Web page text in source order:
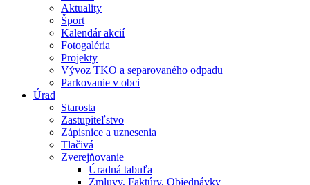
Aktuality
Šport
Kalendár akcií
Fotogaléria
Projekty
Vývoz TKO a separovaného odpadu
Parkovanie v obci
Úrad
Starosta
Zastupiteľstvo
Zápisnice a uznesenia
Tlačivá
Zverejňovanie
Úradná tabuľa
Zmluvy, Faktúry, Objednávky